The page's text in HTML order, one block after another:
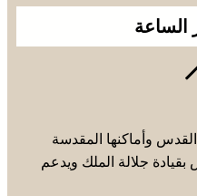
الساعة
وأماكنها المقدسة
جلالة الملك ويدعم